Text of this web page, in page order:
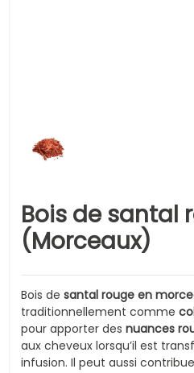
Bois de santal
(Morceaux)
Bois de santal rouge en
traditionnellement comme
pour apporter des nuances
aux cheveux lorsqu’il est
infusion. Il peut aussi